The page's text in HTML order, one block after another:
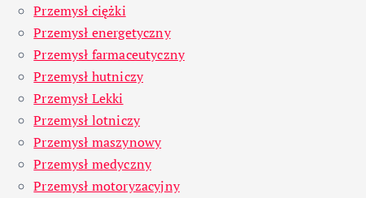
Przemysł ciężki
Przemysł energetyczny
Przemysł farmaceutyczny
Przemysł hutniczy
Przemysł Lekki
Przemysł lotniczy
Przemysł maszynowy
Przemysł medyczny
Przemysł motoryzacyjny